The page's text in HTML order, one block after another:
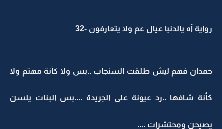
رواية آه يالدنيا عيال عم ولا يتعارفون -32
حمدان فهم ليش طلقت السنجاب ..بس ولا كأنة مهتم ولا
كأنة شافها ..رد عيونة على الجريدة ....بس البنات يلسن
يصيحن ومحتشرات ....